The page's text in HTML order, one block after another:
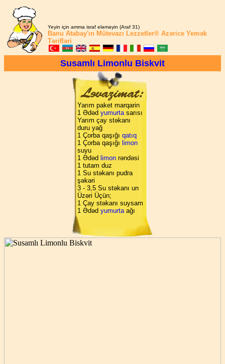
Yeyin için amma israf eləməyin (Araf 31)
Banu Atabay'ın Mütevazı Lezzetler® Azərice Yemək
Tərifləri
Susamlı Limonlu Biskvit
Yarım paket marqarin
1 Ədəd yumurtasarısı
Yarım çay stəkanı
duru yağ
1 Çorba qaşığı qatıq
1 Çorba qaşığı limon
suyu
1 Ədəd limon rəndəsi
1 tutam duz
1 Su stəkanı pudra
şəkəri
3 - 3,5 Su stəkanı un
Üzəri Üçün;
1 Çay stəkanı suysam
1 Ədəd yumurtaağı